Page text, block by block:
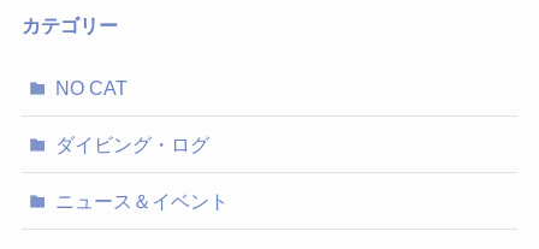
イ
カテゴリー
NO CAT
ダイビング・ログ
ニュース＆イベント